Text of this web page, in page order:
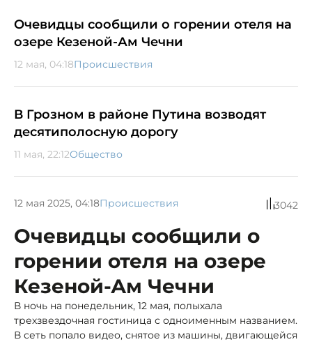
Очевидцы сообщили о горении отеля на
озере Кезеной-Ам Чечни
12 мая, 04:18Происшествия
В Грозном в районе Путина возводят
десятиполосную дорогу
11 мая, 22:12Общество
12 мая 2025, 04:18Происшествия 3042
Очевидцы сообщили о
горении отеля на озере
Кезеной-Ам Чечни
В ночь на понедельник, 12 мая, полыхала
трехзвездочная гостиница с одноименным названием.
В сеть попало видео, снятое из машины, двигающейся